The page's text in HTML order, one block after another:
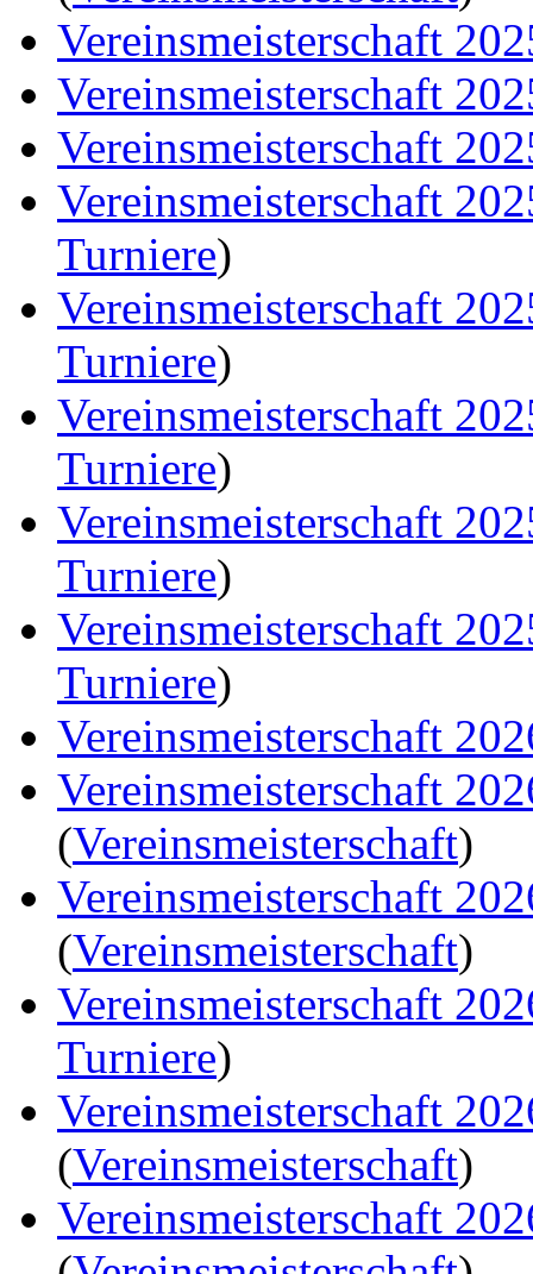
Vereinsmeisterschaft
Vereinsmeisterschaft
Vereinsmeisterschaft
Vereinsmeisterschaft
Turniere)
Vereinsmeisterschaft
Turniere)
Vereinsmeisterschaft
Turniere)
Vereinsmeisterschaft
Turniere)
Vereinsmeisterschaft
Turniere)
Vereinsmeisterschaft
Vereinsmeisterschaft
(Vereinsmeisterschaft)
Vereinsmeisterschaft
(Vereinsmeisterschaft)
Vereinsmeisterschaft
Turniere)
Vereinsmeisterschaft
(Vereinsmeisterschaft)
Vereinsmeisterschaft